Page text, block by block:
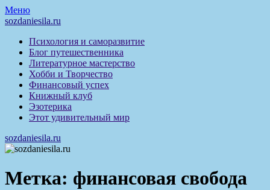
Перейти
к
Меню
sozdaniesila.ru
Психология и саморазвитие
Блог путешественника
Литературное мастерство
Хобби и Творчество
Финансовый успех
Книжный клуб
Эзотерика
Этот удивительный мир
sozdaniesila.ru
Метка: финансовая свобода